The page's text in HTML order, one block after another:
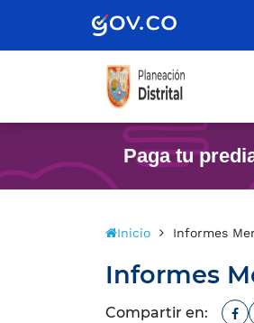
de
Paga tu
Inicio Informes
Informes
Compartir en: